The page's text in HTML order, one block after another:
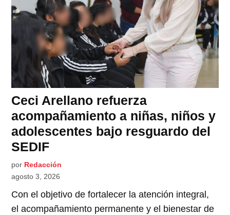
Ceci Arellano refuerza
acompañamiento a niñas, niños y
adolescentes bajo resguardo del
SEDIF
por Redacción
agosto 3, 2026
Con el objetivo de fortalecer la atención integral,
el acompañamiento permanente y el bienestar de